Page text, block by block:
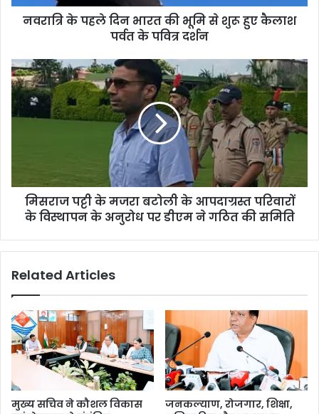
नवरात्रि के पहले दिन भारत की भूमि से शुरू हुए कैलाश
पर्वत के पवित्र दर्शन
मिसराज पट्टी के मजरा बटोली के आपदाग्रस्त परिवारों
के विस्थापन के अनुरोध पर डीएम ने गठित की समिति
Related Articles
मुख्य सचिव ने कौशल विकास
जनकल्याण, रोजगार, शिक्षा,